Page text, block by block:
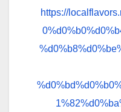
https://